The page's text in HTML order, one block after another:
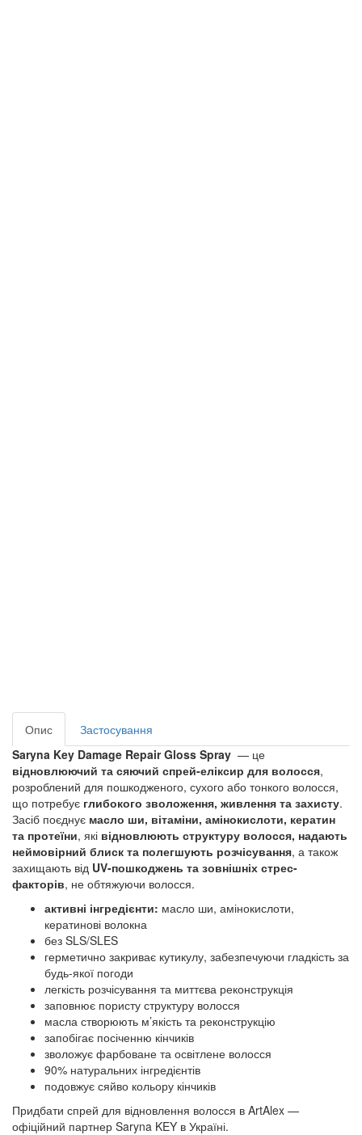
Опис
Застосування
Saryna Key Damage Repair Gloss Spray — це
відновлюючий та сяючий спрей-еліксир для волосся,
розроблений для пошкодженого, сухого або тонкого волосся,
що потребує глибокого зволоження, живлення та захисту.
Засіб поєднує масло ши, вітаміни, амінокислоти, кератин
та протеїни, які відновлюють структуру волосся, надають
неймовірний блиск та полегшують розчісування, а також
захищають від UV-пошкоджень та зовнішніх стрес-
факторів, не обтяжуючи волосся.
активні інгредієнти: масло ши, амінокислоти,
кератинові волокна
без SLS/SLES
герметично закриває кутикулу, забезпечуючи гладкість за
будь-якої погоди
легкість розчісування та миттєва реконструкція
заповнює пористу структуру волосся
масла створюють м’якість та реконструкцію
запобігає посіченню кінчиків
зволожує фарбоване та освітлене волосся
90% натуральних інгредієнтів
подовжує сяйво кольору кінчиків
Придбати спрей для відновлення волосся в ArtAlex —
офіційний партнер Saryna KEY в Україні.